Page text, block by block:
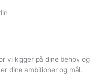
vi kigger på dine behov og
dine ambitioner og mål.